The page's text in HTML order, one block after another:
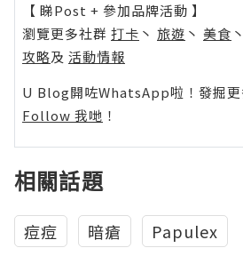
【 睇Post + 參加品牌活動 】
瀏覽更多社群 打卡 丶 旅遊 丶 美食 丶
攻略及 活動情報
U Blog開咗WhatsApp啦！發掘更
Follow 我哋 ！
相關話題
痘痘 暗瘡 Papulex